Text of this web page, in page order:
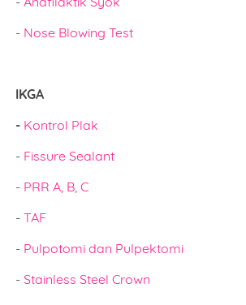
- Nose Blowing Test
IKGA
- Kontrol Plak
- Fissure Sealant
- PRR A, B, C
-TAF
- Pulpotomi dan Pulpektomi
-Stainless Steel Crown